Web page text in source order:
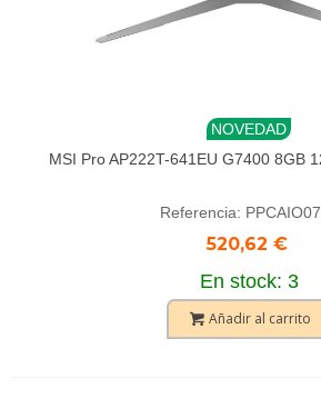
NOVEDAD
MSI Pro AP222T-641EU G7400 8GB
Referencia:
520,62 €
En stock: 3
Añadir al carrito